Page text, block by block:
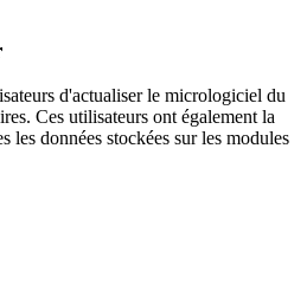
d'actualiser le micrologiciel du
Ces utilisateurs ont également la
les données stockées sur les modules